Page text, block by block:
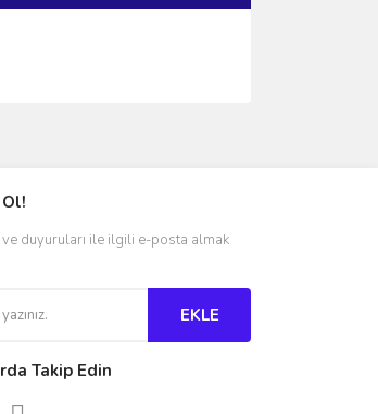
ve duyuruları ile ilgili e-posta almak
EKLE
Takip Edin